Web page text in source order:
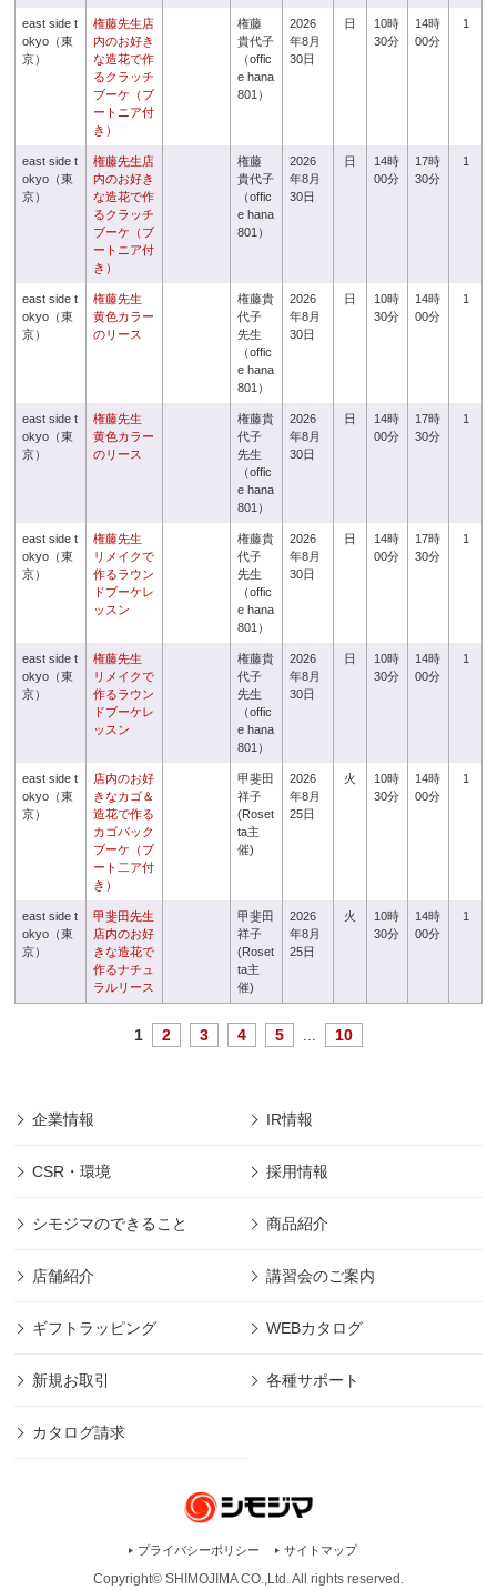
east side t
okyo（東
京）
権藤先生店
内のお好き
な造花で作
るクラッチ
ブーケ（ブ
ートニア付
き）
権藤
貴代子
（offic
e hana
801）
2026
年8月
30日
日
10時
30分
14時
00分
1
east side t
okyo（東
京）
権藤先生店
内のお好き
な造花で作
るクラッチ
ブーケ（ブ
ートニア付
き）
権藤
貴代子
（offic
e hana
801）
2026
年8月
30日
日
14時
00分
17時
30分
1
east side t
okyo（東
京）
権藤先生
黄色カラー
のリース
権藤貴
代子
先生
（offic
e hana
801）
2026
年8月
30日
日
10時
30分
14時
00分
1
east side t
okyo（東
京）
権藤先生
黄色カラー
のリース
権藤貴
代子
先生
（offic
e hana
801）
2026
年8月
30日
日
14時
00分
17時
30分
1
east side t
okyo（東
京）
権藤先生
リメイクで
作るラウン
ドブーケレ
ッスン
権藤貴
代子
先生
（offic
e hana
801）
2026
年8月
30日
日
14時
00分
17時
30分
1
east side t
okyo（東
京）
権藤先生
リメイクで
作るラウン
ドブーケレ
ッスン
権藤貴
代子
先生
（offic
e hana
801）
2026
年8月
30日
日
10時
30分
14時
00分
1
east side t
okyo（東
京）
店内のお好
きなカゴ＆
造花で作る
カゴバック
ブーケ（ブ
ート二ア付
き）
甲斐田
祥子
(Roset
ta主
催)
2026
年8月
25日
火
10時
30分
14時
00分
1
east side t
okyo（東
京）
甲斐田先生
店内のお好
きな造花で
作るナチュ
ラルリース
甲斐田
祥子
(Roset
ta主
催)
2026
年8月
25日
火
10時
30分
14時
00分
1
1 2 3 4 5 10
企業情報 IR情報
CSR・環境 採用情報
シモジマのできること 商品紹介
店舗紹介 講習会のご案内
ギフトラッピング WEBカタログ
新規お取引 各種サポート
カタログ請求
プライバシーポリシー サイトマップ
Copyright© SHIMOJIMA CO.,Ltd. All rights reserved.